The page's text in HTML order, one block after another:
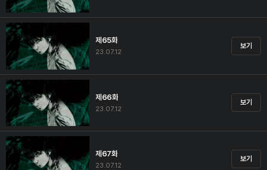
제65화
23.07.12
보기
제66화
23.07.12
보기
제67화
23.07.12
보기